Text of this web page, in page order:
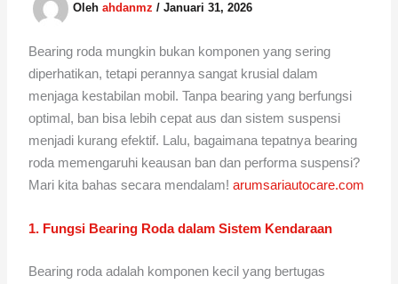
Olehahdanmz/Januari 31, 2026
Bearing roda mungkin bukan komponen yang sering
diperhatikan, tetapi perannya sangat krusial dalam
menjaga kestabilan mobil. Tanpa bearing yang berfungsi
optimal, ban bisa lebih cepat aus dan sistem suspensi
menjadi kurang efektif. Lalu, bagaimana tepatnya bearing
roda memengaruhi keausan ban dan performa suspensi?
Mari kita bahas secara mendalam!arumsariautocare.com
1. Fungsi Bearing Roda dalam Sistem Kendaraan
Bearing roda adalah komponen kecil yang bertugas